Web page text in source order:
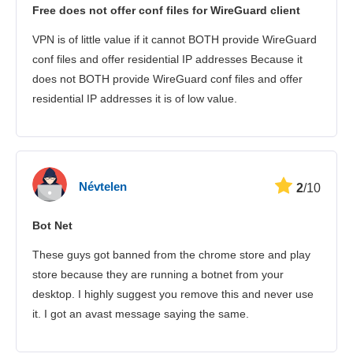
Ügyfélszolgálat
Free does not offer conf files for WireGuard client
VPN is of little value if it cannot BOTH provide WireGuard
conf files and offer residential IP addresses Because it
does not BOTH provide WireGuard conf files and offer
residential IP addresses it is of low value.
Névtelen 2/10
Bot Net
These guys got banned from the chrome store and play
store because they are running a botnet from your
desktop. I highly suggest you remove this and never use
it. I got an avast message saying the same.